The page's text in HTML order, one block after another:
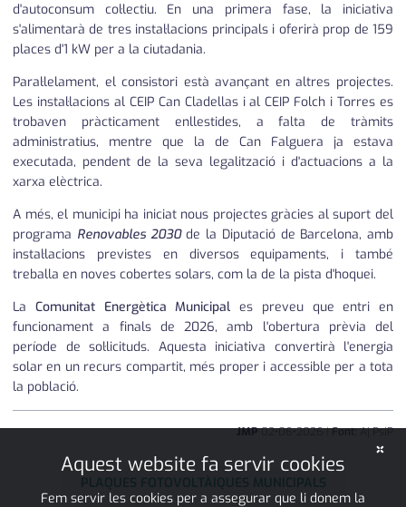
d'autoconsum col·lectiu. En una primera fase, la iniciativa
s'alimentarà de tres instal·lacions principals i oferirà prop de 159
places d'1 kW per a la ciutadania.
Paral·lelament, el consistori està avançant en altres projectes.
Les instal·lacions al CEIP Can Cladellas i al CEIP Folch i Torres es
trobaven pràcticament enllestides, a falta de tràmits
administratius, mentre que la de Can Falguera ja estava
executada, pendent de la seva legalització i d'actuacions a la
xarxa elèctrica.
A més, el municipi ha iniciat nous projectes gràcies al suport del
programa Renovables 2030de la Diputació de Barcelona, amb
instal·lacions previstes en diversos equipaments, i també
treballa en noves cobertes solars, com la de la pista d'hoquei.
La Comunitat Energètica Municipal es preveu que entri en
funcionament a finals de 2026, amb l'obertura prèvia del
període de sol·licituds. Aquesta iniciativa convertirà l'energia
solar en un recurs compartit, més proper i accessible per a tota
la població.
JMP02•06•2026|Font:Aj PsiP
PLAQUES FOTOVOLTÀIQUES MUNICIPALS
×
Aquest website fa servir cookies
Fem servir les cookies per a assegurar que li donem la